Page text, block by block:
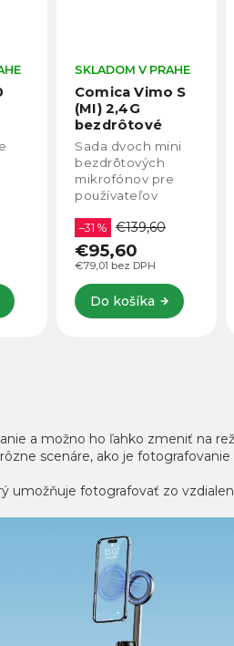
Comica CVM-
VM10 PRO mini
smerový
mikrofón pre
kamery aj
smartphone
Momentálne
nedostupné
€32,73 bez DPH
–33 % €59,60
€39,60
Detail
Comica Audio
CVM-VM10 PRO je
nástupcom známej
série Comica
smerový, obsahuje
celoobvodové
plynulé zosilnenie,
prepínanie medzi
analógovým a...
a možno ho ľahko zmeniť na
scenáre, ako je fotografovanie
umožňuje fotografovať zo